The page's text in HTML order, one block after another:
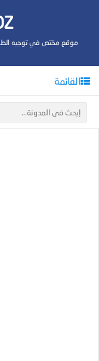
موقع مختص في توجيه الطلبة
القائمة